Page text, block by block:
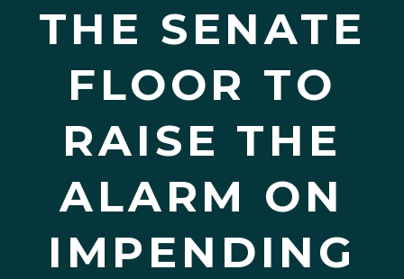
THE SENATE
FLOOR TO
RAISE THE
ALARM ON
IMPENDING